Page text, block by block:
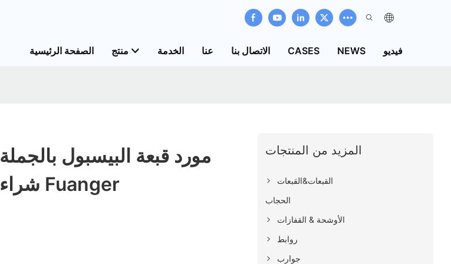
الصفحة الرئيسية منتج الخدمة عنا الاتصال بنا CASES NEWS فيديو
مورد قبعة البيسبول بالجملة
شراء Fuanger
المزيد من المنتجات
القبعات&القبعات
الحجاب
الأوشحة & القفازات
روابط
جوارب